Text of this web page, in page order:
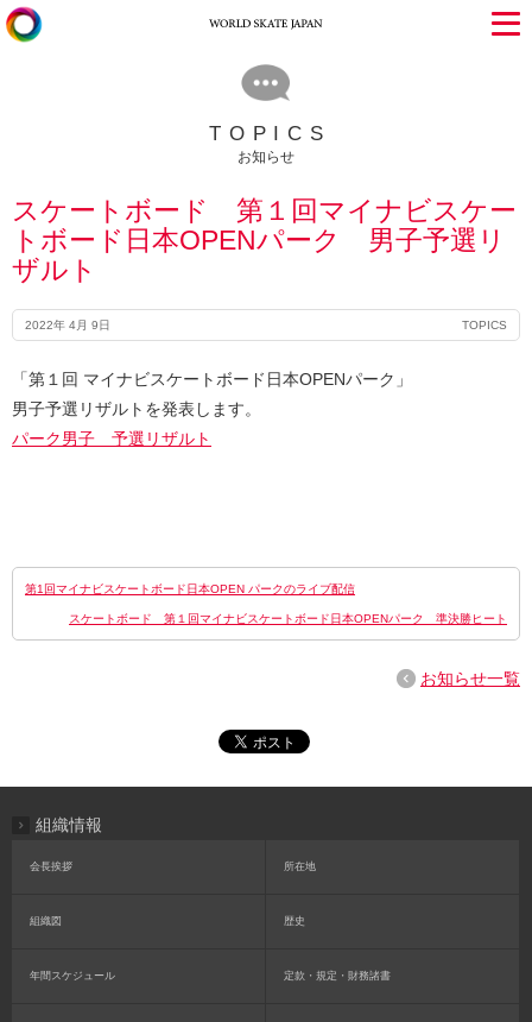
TOPICS
お知らせ
スケートボード 第１回マイナビスケー
トボード日本OPENパーク 男子予選リ
ザルト
2022年 4月 9日 TOPICS
「第１回 マイナビスケートボード日本OPENパーク」
男子予選リザルトを発表します。
パーク男子 予選リザルト
第1回マイナビスケートボード日本OPEN パークのライブ配信
スケートボード 第１回マイナビスケートボード日本OPENパーク 準決勝ヒート
お知らせ一覧
組織情報
会長挨拶 所在地
組織図 歴史
年間スケジュール 定款・規定・財務諸書